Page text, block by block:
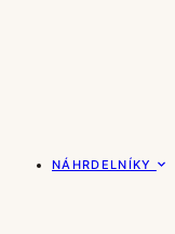
NÁHRDELNÍKY